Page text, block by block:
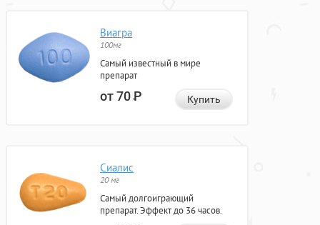
Виагра
100мг
Самый известный в мире
препарат
от 70Р Купить
Сиалис
20 мг
Самый долгоиграющий
препарат. Эффект до 36 часов.